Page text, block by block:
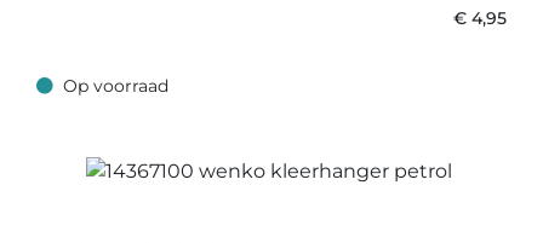
€ 4,95
Op voorraad
Op voorraad